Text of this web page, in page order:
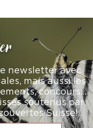
newsletter avec
mais aussi les
concours…
soutenus par
Suisse!